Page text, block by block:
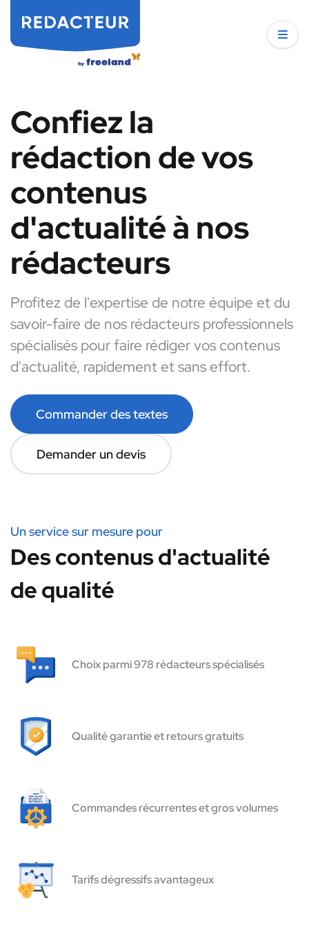
Confiez la
rédaction de vos
contenus
d'actualité à nos
rédacteurs
Profitez de l'expertise de notre équipe et du
savoir-faire de nos rédacteurs professionnels
spécialisés pour faire rédiger vos contenus
d'actualité, rapidement et sans effort.
Commander des textes
Demander un devis
Un service sur mesure pour
Des contenus d'actualité
de qualité
Choix parmi 978 rédacteurs spécialisés
Qualité garantie et retours gratuits
Commandes récurrentes et gros volumes
Tarifs dégressifs avantageux